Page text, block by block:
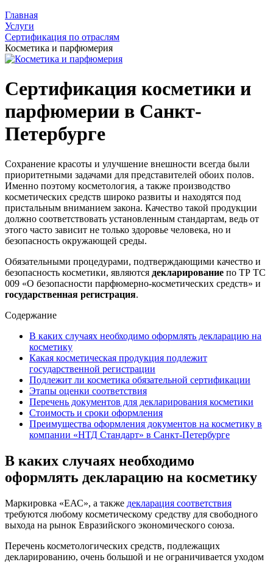
Главная
Услуги
Сертификация по отраслям
Косметика и парфюмерия
Сертификация косметики и
парфюмерии в Санкт-
Петербурге
Сохранение красоты и улучшение внешности всегда были
приоритетными задачами для представителей обоих полов.
Именно поэтому косметология, а также производство
косметических средств широко развиты и находятся под
пристальным вниманием закона. Качество такой продукции
должно соответствовать установленным стандартам, ведь от
этого часто зависит не только здоровье человека, но и
безопасность окружающей среды.
Обязательными процедурами, подтверждающими качество и
безопасность косметики, являются декларирование по ТР ТС
009 «О безопасности парфюмерно-косметических средств» и
государственная регистрация.
Содержание
В каких случаях необходимо оформлять декларацию на
косметику
Какая косметическая продукция подлежит
государственной регистрации
Подлежит ли косметика обязательной сертификации
Этапы оценки соответствия
Перечень документов для декларирования косметики
Стоимость и сроки оформления
Преимущества оформления документов на косметику в
компании «НТД Стандарт» в Санкт-Петербурге
В каких случаях необходимо
оформлять декларацию на косметику
Маркировка «ЕАС», а также декларация соответствия
требуются любому косметическому средству для свободного
выхода на рынок Евразийского экономического союза.
Перечень косметологических средств, подлежащих
декларированию, очень большой и не ограничивается уходом